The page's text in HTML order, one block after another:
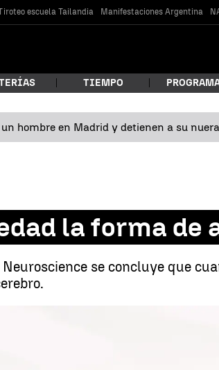
escuela Tailandia Manifestaciones Argentina
TIEMPO
hombre en Madrid y detienen a su nuera
la forma de
se concluye que